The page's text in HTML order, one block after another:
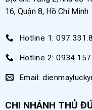
Máy nén khí 50 lít
kiểm định kỹ lưỡng
nên an toàn khi sử
16, Quận 8, Hồ Chí Minh.
Hotline 1:
Hotline 2:
Email:
CHI NHÁNH THỦ